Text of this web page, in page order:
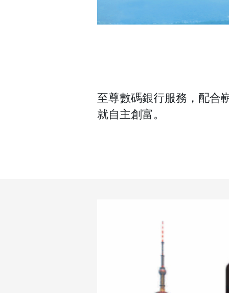
至尊數碼銀行服務，配合
就自主創富。